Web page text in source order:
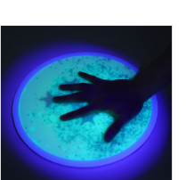
Sensorial Alfombra
Infantil Non Deslizante
Alfombras Sensoriais
Conxunto de Ladrillos de
Chao Líquido